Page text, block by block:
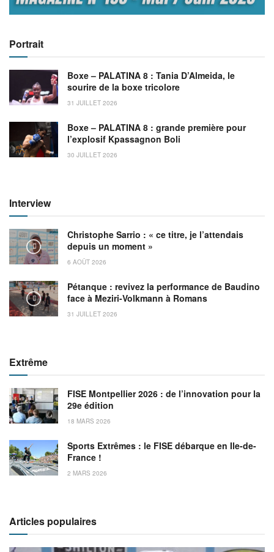
Portrait
Boxe – PALATINA 8 : Tania D’Almeida, le
sourire de la boxe tricolore
31 JUILLET 2026
Boxe – PALATINA 8 : grande première pour
l’explosif Kpassagnon Boli
30 JUILLET 2026
Interview
Christophe Sarrio : « ce titre, je l’attendais
depuis un moment »
6 AOÛT 2026
Pétanque : revivez la performance de Baudino
face à Meziri-Volkmann à Romans
31 JUILLET 2026
Extrême
FISE Montpellier 2026 : de l’innovation pour la
29e édition
18 MARS 2026
Sports Extrêmes : le FISE débarque en Ile-de-
France !
2 MARS 2026
Articles populaires